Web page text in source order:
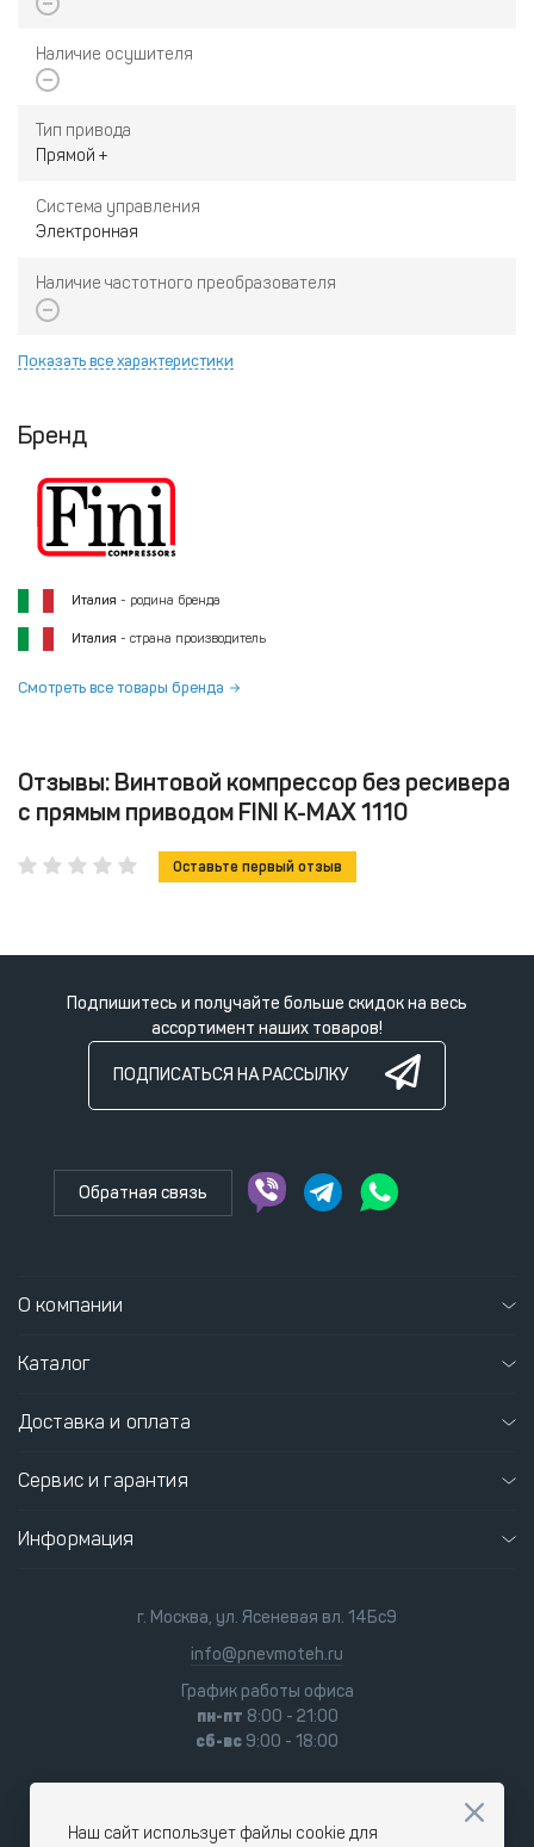
Наличие осушителя
Тип привода
Прямой +
Система управления
Электронная
Наличие частотного преобразователя
Показать все характеристики
Бренд
Италия - родина бренда
Италия - страна производитель
Смотреть все товары бренда
Отзывы: Винтовой компрессор без ресивера
с прямым приводом FINI K-MAX 1110
Оставьте первый отзыв
Подпишитесь и получайте больше скидок на весь
ассортимент наших товаров!
ПОДПИСАТЬСЯ НА РАССЫЛКУ
Обратная связь
О компании
Каталог
Доставка и оплата
Сервис и гарантия
Информация
г. Москва, ул. Ясеневая вл. 14Бс9
info@pnevmoteh.ru
График работы офиса
пн-пт 8:00 - 21:00
сб-вс 9:00 - 18:00
Наш сайт использует файлы cookie для